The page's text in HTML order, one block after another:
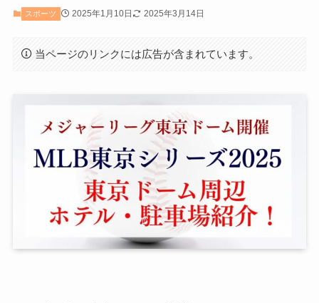
スポーツ 2025年1月10日 2025年3月14日
当ページのリンクには広告が含まれています。